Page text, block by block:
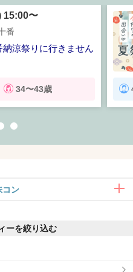
15:00〜
番
納涼祭りに行きません
34〜43歳
2 3
コン
6対6～｜同じ趣味のお相手と出会える
ーを絞り込む